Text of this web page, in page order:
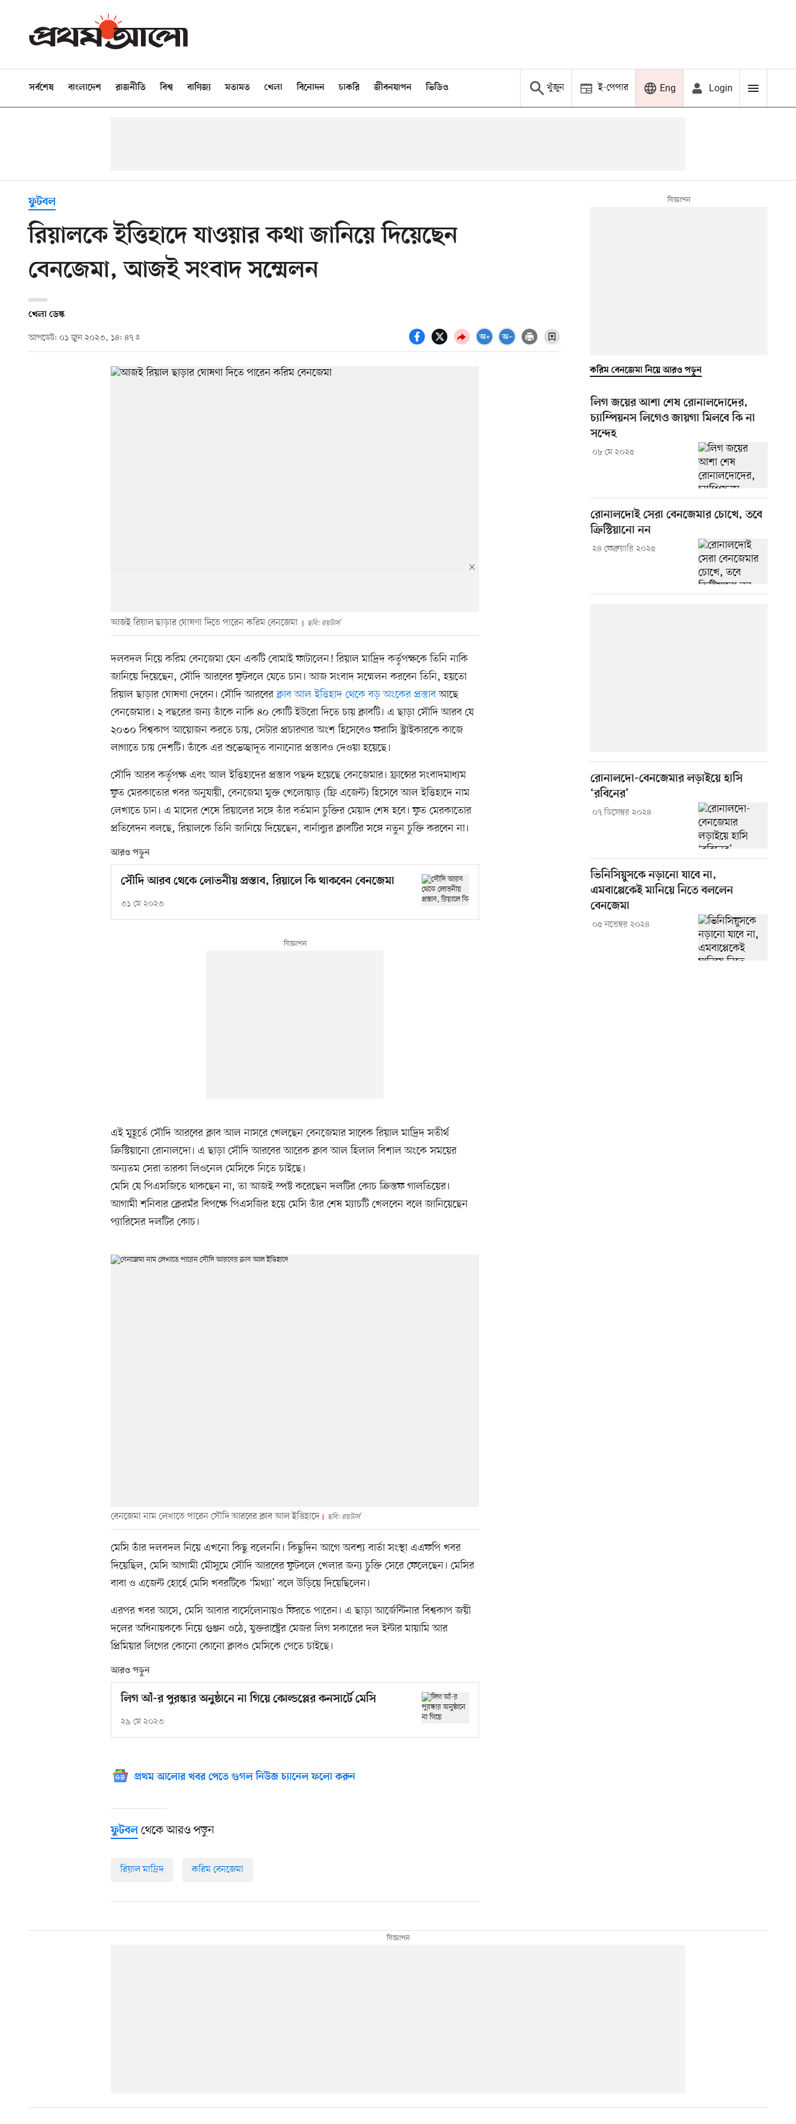
সর্বশেষ বাংলাদেশ রাজনীতি বিশ্ব বাণিজ্য মতামত খেলা বিনোদন চাকরি জীবনযাপন ভিডিও খুঁজুন ই-পেপার Eng Login
ফুটবল
রিয়ালকে ইত্তিহাদে যাওয়ার কথা জানিয়ে দিয়েছেন
বেনজেমা, আজই সংবাদ সম্মেলন
খেলা ডেস্ক
আপডেট: ০১ জুন ২০২৩, ১৪: ৪৭
আজই রিয়াল ছাড়ার ঘোষণা দিতে পারেন করিম বেনজেমা ছবি: রয়টার্স
দলবদল নিয়ে করিম বেনজেমা যেন একটি বোমাই ফাটালেন! রিয়াল মাদ্রিদ কর্তৃপক্ষকে তিনি নাকি
জানিয়ে দিয়েছেন, সৌদি আরবের ফুটবলে যেতে চান। আজ সংবাদ সম্মেলন করবেন তিনি, হয়তো
রিয়াল ছাড়ার ঘোষণা দেবেন। সৌদি আরবেরক্লাব আল ইত্তিহাদ থেকে বড় অংকের প্রস্তাবআছে
বেনজেমার। ২ বছরের জন্য তাঁকে নাকি ৪০ কোটি ইউরো দিতে চায় ক্লাবটি। এ ছাড়া সৌদি আরব যে
২০৩০ বিশ্বকাপ আয়োজন করতে চায়, সেটার প্রচারণার অংশ হিসেবেও ফরাসি স্ট্রাইকারকে কাজে
লাগাতে চায় দেশটি। তাঁকে এর শুভেচ্ছাদূত বানানোর প্রস্তাবও দেওয়া হয়েছে।
সৌদি আরব কর্তৃপক্ষ এবং আল ইত্তিহাদের প্রস্তাব পছন্দ হয়েছে বেনজেমার। ফ্রান্সের সংবাদমাধ্যম
ফুত মেরকাতোর খবর অনুযায়ী, বেনজেমা মুক্ত খেলোয়াড় (ফ্রি এজেন্ট) হিসেবে আল ইত্তিহাদে নাম
লেখাতে চান। এ মাসের শেষে রিয়ালের সঙ্গে তাঁর বর্তমান চুক্তির মেয়াদ শেষ হবে। ফুত মেরকাতোর
প্রতিবেদন বলছে, রিয়ালকে তিনি জানিয়ে দিয়েছেন, বার্নাব্যুর ক্লাবটির সঙ্গে নতুন চুক্তি করবেন না।
আরও পড়ুন
সৌদি আরব থেকে লোভনীয় প্রস্তাব, রিয়ালে কি থাকবেন বেনজেমা
৩১ মে ২০২৩
এই মুহূর্তে সৌদি আরবের ক্লাব আল নাসরে খেলছেন বেনজেমার সাবেক রিয়াল মাদ্রিদ সতীর্থ
ক্রিস্টিয়ানো রোনালদো। এ ছাড়া সৌদি আরবের আরেক ক্লাব আল হিলাল বিশাল অংকে সময়ের
অন্যতম সেরা তারকা লিওনেল মেসিকে নিতে চাইছে।
মেসি যে পিএসজিতে থাকছেন না, তা আজই স্পষ্ট করেছেন দলটির কোচ ক্রিস্তফ গালতিয়ের।
আগামী শনিবার ক্লেরমঁর বিপক্ষে পিএসজির হয়ে মেসি তাঁর শেষ ম্যাচটি খেলবেন বলে জানিয়েছেন
প্যারিসের দলটির কোচ।
বেনজেমা নাম লেখাতে পারেন সৌদি আরবের ক্লাব আল ইত্তিহাদে ছবি: রয়টার্স
মেসি তাঁর দলবদল নিয়ে এখনো কিছু বলেননি। কিছুদিন আগে অবশ্য বার্তা সংস্থা এএফপি খবর
দিয়েছিল, মেসি আগামী মৌসুমে সৌদি আরবের ফুটবলে খেলার জন্য চুক্তি সেরে ফেলেছেন। মেসির
বাবা ও এজেন্ট হোর্হে মেসি খবরটিকে ‘মিথ্যা’ বলে উড়িয়ে দিয়েছিলেন।
এরপর খবর আসে, মেসি আবার বার্সেলোনায়ও ফিরতে পারেন। এ ছাড়া আর্জেন্টিনার বিশ্বকাপ জয়ী
দলের অধিনায়ককে নিয়ে গুঞ্জন ওঠে, যুক্তরাষ্ট্রের মেজর লিগ সকারের দল ইন্টার মায়ামি আর
প্রিমিয়ার লিগের কোনো কোনো ক্লাবও মেসিকে পেতে চাইছে।
আরও পড়ুন
লিগ আঁ-র পুরস্কার অনুষ্ঠানে না গিয়ে কোল্ডপ্লের কনসার্টে মেসি
২৯ মে ২০২৩
প্রথম আলোর খবর পেতে গুগল নিউজ চ্যানেল ফলো করুন
ফুটবল থেকে আরও পড়ুন
রিয়াল মাদ্রিদ করিম বেনজেমা
করিম বেনজেমা নিয়ে আরও পড়ুন
লিগ জয়ের আশা শেষ রোনালদোদের,
চ্যাম্পিয়নস লিগেও জায়গা মিলবে কি না
সন্দেহ
০৮ মে ২০২৫
রোনালদোই সেরা বেনজেমার চোখে, তবে
ক্রিস্টিয়ানো নন
২৪ ফেব্রুয়ারি ২০২৫
রোনালদো-বেনজেমার লড়াইয়ে হাসি
‘রবিনের’
০৭ ডিসেম্বর ২০২৪
ভিনিসিয়ুসকে নড়ানো যাবে না,
এমবাপ্পেকেই মানিয়ে নিতে বললেন
বেনজেমা
০৫ নভেম্বর ২০২৪